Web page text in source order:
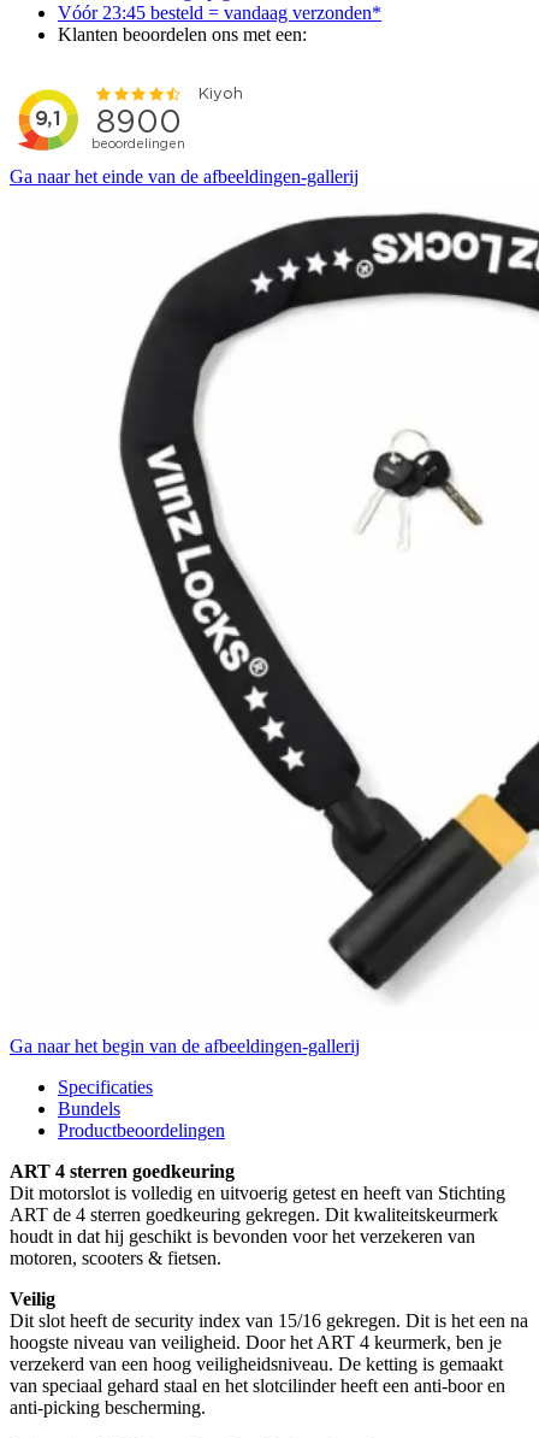
Vóór 23:45 besteld = vandaag verzonden*
Klanten beoordelen ons met een:
Ga naar het einde van de afbeeldingen-gallerij
Ga naar het begin van de afbeeldingen-gallerij
Specificaties
Bundels
Productbeoordelingen
ART 4 sterren goedkeuring
Dit motorslot is volledig en uitvoerig getest en heeft van Stichting
ART de 4 sterren goedkeuring gekregen. Dit kwaliteitskeurmerk
houdt in dat hij geschikt is bevonden voor het verzekeren van
motoren, scooters & fietsen.
Veilig
Dit slot heeft de security index van 15/16 gekregen. Dit is het een na
hoogste niveau van veiligheid. Door het ART 4 keurmerk, ben je
verzekerd van een hoog veiligheidsniveau. De ketting is gemaakt
van speciaal gehard staal en het slotcilinder heeft een anti-boor en
anti-picking bescherming.